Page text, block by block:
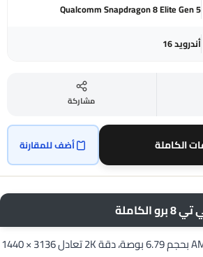
Qualcomm Snapdragon 8 Elite Gen 5
أندرويد 16
مشاركة
الكاملة أضف للمقارنة
شاشة من نوع AMOLED بحجم 6.79 بوصة، دقة 2K تعادل 3136 × 1440